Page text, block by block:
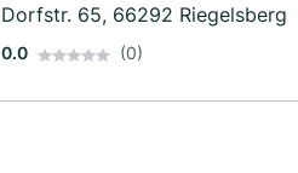
Dorfstr. 65, 66292 Riegelsberg
0.0 (0)